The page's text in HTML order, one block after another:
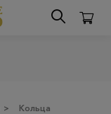
>
Кольца